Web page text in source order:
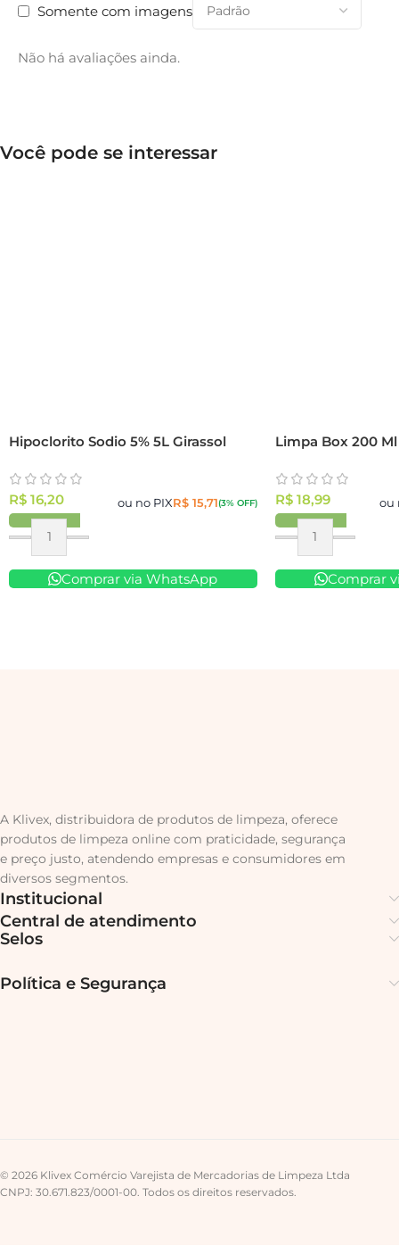
Somente com imagens
Não há avaliações ainda.
Você pode se interessar
Hipoclorito Sodio 5% 5L Girassol
R$ 16,20 ou no PIXR$15,71(3% OFF)
Comprar via WhatsApp
Limpa Box 200
R$18,99 ou
Comprar
A Klivex, distribuidora de produtos de limpeza, oferece
produtos de limpeza online com praticidade, segurança
e preço justo, atendendo empresas e consumidores em
diversos segmentos.
Institucional
Central de atendimento
Selos
Política e Segurança
© 2026 Klivex Comércio Varejista de Mercadorias de Limpeza Ltda
CNPJ: 30.671.823/0001-00. Todos os direitos reservados.